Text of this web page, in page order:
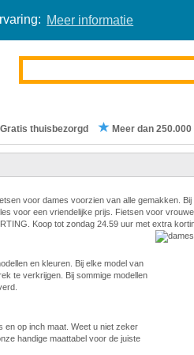
Meer informatie
thuisbezorgd Meer dan
voor dames voorzien van alle gemakken.
voor een vriendelijke prijs. Fietsen voor
Koop tot zondag 24.59 uur met extra
en kleuren. Bij elke model van
te verkrijgen. Bij sommige modellen
en op inch maat. Weet u niet zeker
handige maattabel voor de juiste